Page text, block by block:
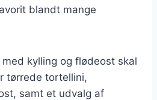
blandt mange
kylling og flødeost skal
tørrede tortellini,
samt et udvalg af